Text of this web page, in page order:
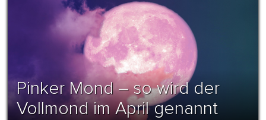
Pinker Mond – so wird der
Vollmond im April genannt